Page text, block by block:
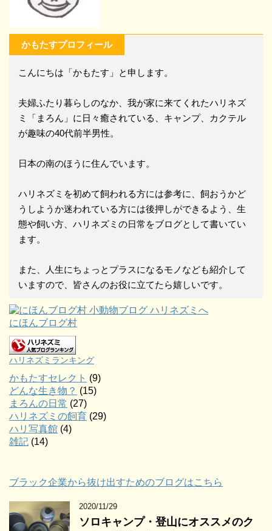
かもたすプロフィール
こんにちは「かもたす」と申します。
夫婦ふたり暮らしのなか、我が家に来てくれたハリネズ
ミ「まろん」に日々癒されている、キャンプ、カクテル
が趣味の40代前半男性。
日本の南のほうに住んでいます。
ハリネズミを初めて飼われる方には参考に、飼おうかど
うしようか迷われている方には後押しができるよう、生
態や飼い方、ハリネズミの日常をブログとして書いてい
ます。
また、人生にちょっとプラスになるモノなども紹介して
いますので、皆さんのお役に立てたら嬉しいです。
にほんブログ村
ハリネズミランキング
かもたすセレクト (9)
どんな生き物？ (15)
まろんの日常 (27)
ハリネズミの飼育 (29)
ハリ写真館 (4)
雑記 (14)
ブラック企業から抜け出すためのブログはこちら
2020/11/29
ソロキャンプ・登山にオススメのク